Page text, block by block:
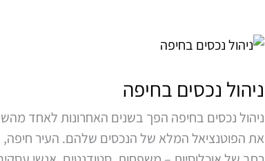
ניהול נכסים בחיפה
ניהול נכסים בחיפה הפך בשנים האחרונות לאחד
את הפוטנציאל המלא של הנכסים שלהם. העיר חיפה,
ניהול
בחיפה